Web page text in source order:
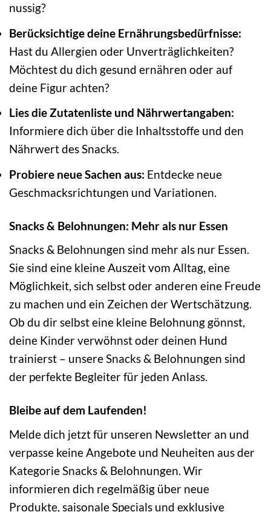
nussig?
Berücksichtige deine Ernährungsbedürfnisse:
Hast du Allergien oder Unverträglichkeiten?
Möchtest du dich gesund ernähren oder auf
deine Figur achten?
Lies die Zutatenliste und Nährwertangaben:
Informiere dich über die Inhaltsstoffe und den
Nährwert des Snacks.
Probiere neue Sachen aus: Entdecke neue
Geschmacksrichtungen und Variationen.
Snacks & Belohnungen: Mehr als nur Essen
Snacks & Belohnungen sind mehr als nur Essen.
Sie sind eine kleine Auszeit vom Alltag, eine
Möglichkeit, sich selbst oder anderen eine Freude
zu machen und ein Zeichen der Wertschätzung.
Ob du dir selbst eine kleine Belohnung gönnst,
deine Kinder verwöhnst oder deinen Hund
trainierst – unsere Snacks & Belohnungen sind
der perfekte Begleiter für jeden Anlass.
Bleibe auf dem Laufenden!
Melde dich jetzt für unseren Newsletter an und
verpasse keine Angebote und Neuheiten aus der
Kategorie Snacks & Belohnungen. Wir
informieren dich regelmäßig über neue
Produkte, saisonale Specials und exklusive